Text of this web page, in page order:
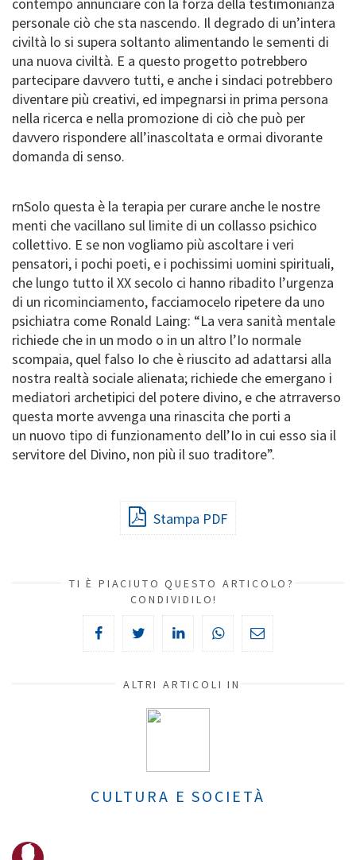
personale ciò che sta nascendo. Il degrado di un’intera
civiltà lo si supera soltanto alimentando le sementi di
una nuova civiltà. E a questo progetto potrebbero
partecipare davvero tutti, e anche i sindaci potrebbero
diventare più creativi, ed impegnarsi in prima persona
nella ricerca e nella promozione di ciò che può per
davvero rispondere all’inascoltata e ormai divorante
domanda di senso.
rnSolo questa è la terapia per curare anche le nostre
menti che vacillano sul limite di un collasso psichico
collettivo. E se non vogliamo più ascoltare i veri
pensatori, i pochi poeti, e i pochissimi uomini spirituali,
che lungo tutto il XX secolo ci hanno ribadito l’urgenza
di un ricominciamento, facciamocelo ripetere da uno
psichiatra come Ronald Laing: “La vera sanità mentale
richiede che in un modo o in un altro l’Io normale
scompaia, quel falso Io che è riuscito ad adattarsi alla
nostra realtà sociale alienata; richiede che emergano i
mediatori archetipici del potere divino, e che atrraverso
questa morte avvenga una rinascita che porti a
un nuovo tipo di funzionamento dell’Io in cui esso sia il
servitore del Divino, non più il suo traditore”.
Stampa PDF
TI È PIACIUTO QUESTO ARTICOLO?
CONDIVIDILO!
ALTRI ARTICOLI IN
CULTURA E SOCIETÀ